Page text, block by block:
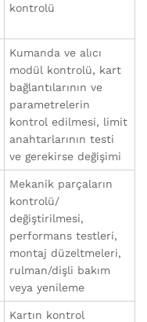
kontrolü
Kumanda ve alıcı
modül kontrolü, kart
bağlantılarının ve
parametrelerin
kontrol edilmesi, limit
anahtarlarının testi
ve gerekirse değişimi
Mekanik parçaların
kontrolü/
değiştirilmesi,
performans testleri,
montaj düzeltmeleri,
rulman/dişli bakım
veya yenileme
Kartın kontrol